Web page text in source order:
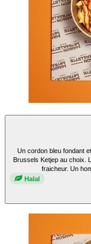
Un cordon bleu fondant
Brussels Ketjep au choix.
fraicheur. Un
Halal